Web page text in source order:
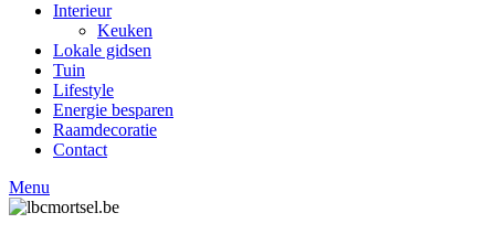
Interieur
Keuken
Lokale gidsen
Tuin
Lifestyle
Energie besparen
Raamdecoratie
Contact
Menu